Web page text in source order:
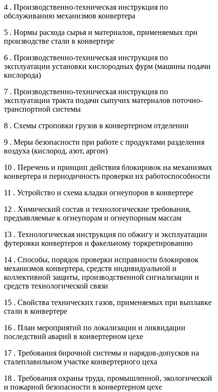
4 . Производственно-техническая инструкция по
обслуживанию механизмов конвертера
5 . Нормы расхода сырья и материалов, применяемых при
производстве стали в конвертере
6 . Производственно-техническая инструкция по
эксплуатации установки кислородных фурм (машины подачи
кислорода)
7 . Производственно-техническая инструкция по
эксплуатации тракта подачи сыпучих материалов поточно-
транспортной системы
8 . Схемы строповки грузов в конвертерном отделении
9 . Меры безопасности при работе с продуктами разделения
воздуха (кислород, азот, аргон)
10 . Перечень и принцип действия блокировок на механизмах
конвертера и периодичность проверки их работоспособности
11 . Устройство и схема кладки огнеупоров в конвертере
12 . Химический состав и технологические требования,
предъявляемые к огнеупорам и огнеупорным массам
13 . Технологическая инструкция по обжигу и эксплуатации
футеровки конвертеров и факельному торкретированию
14 . Способы, порядок проверки исправности блокировок
механизмов конвертера, средств индивидуальной и
коллективной защиты, производственной сигнализации и
средств технологической связи
15 . Свойства технических газов, применяемых при выплавке
стали в конвертере
16 . План мероприятий по локализации и ликвидации
последствий аварий в конвертерном цехе
17 . Требования бирочной системы и нарядов-допусков на
сталеплавильном участке конвертерного цеха
18 . Требования охраны труда, промышленной, экологической
и пожарной безопасности в конвертерном цехе